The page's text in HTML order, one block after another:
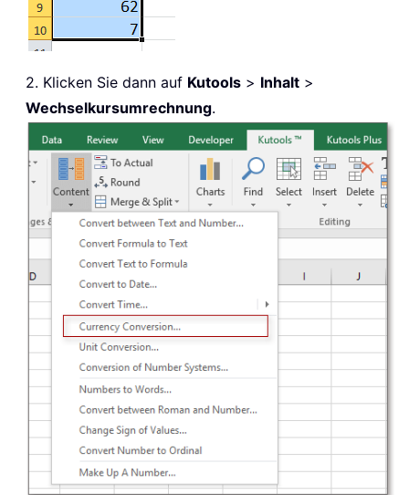
2. Klicken Sie dann auf Kutools > Inhalt >
Wechselkursumrechnung.